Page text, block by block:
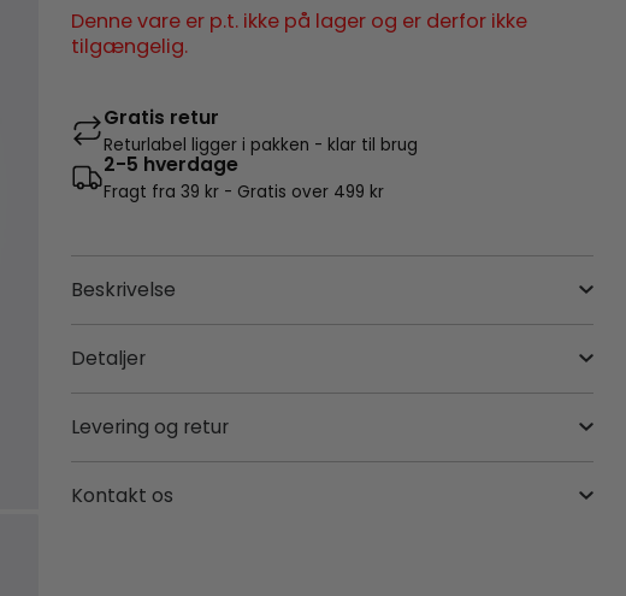
Denne vare er p.t. ikke på lager og er derfor ikke
tilgængelig.
Gratis retur
Returlabel ligger i pakken - klar til brug
2-5 hverdage
Fragt fra 39 kr - Gratis over 499 kr
Beskrivelse
Detaljer
Levering og retur
Kontakt os